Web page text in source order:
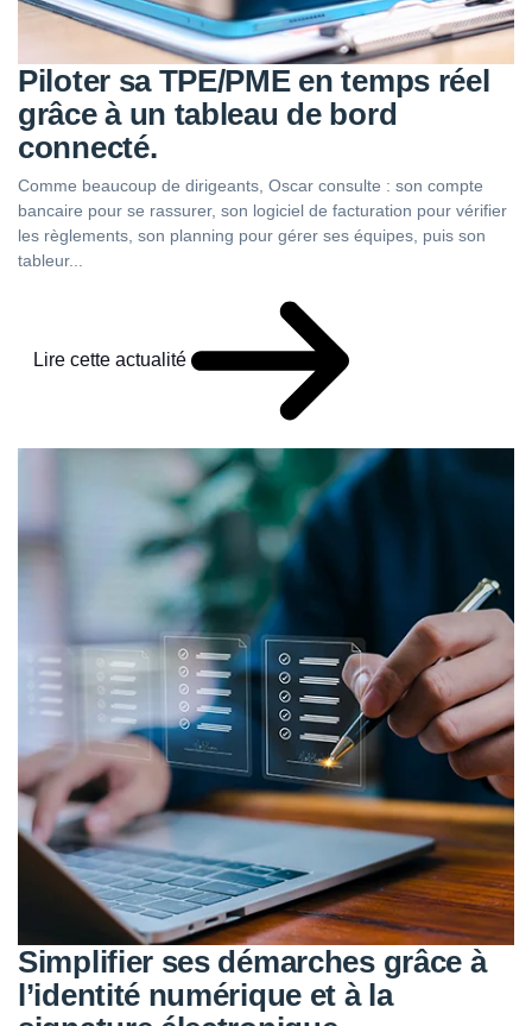
Piloter sa TPE/PME en temps réel
grâce à un tableau de bord
connecté.
Comme beaucoup de dirigeants, Oscar consulte : son compte
bancaire pour se rassurer, son logiciel de facturation pour vérifier
les règlements, son planning pour gérer ses équipes, puis son
tableur...
Lire cette actualité
Simplifier ses démarches grâce à
l’identité numérique et à la